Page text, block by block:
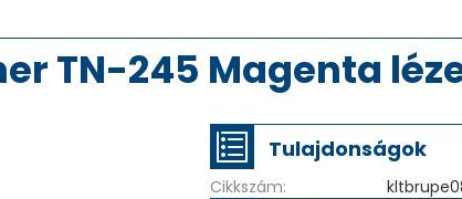
TN-245 Magenta
Tulajdonságok
Cikkszám: